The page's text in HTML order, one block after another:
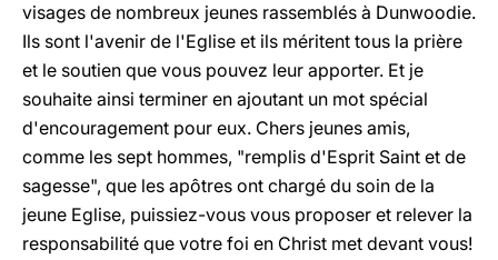
visages de nombreux jeunes rassemblés à Dunwoodie.
Ils sont l'avenir de l'Eglise et ils méritent tous la prière
et le soutien que vous pouvez leur apporter. Et je
souhaite ainsi terminer en ajoutant un mot spécial
d'encouragement pour eux. Chers jeunes amis,
comme les sept hommes, "remplis d'Esprit Saint et de
sagesse", que les apôtres ont chargé du soin de la
jeune Eglise, puissiez-vous vous proposer et relever la
responsabilité que votre foi en Christ met devant vous!